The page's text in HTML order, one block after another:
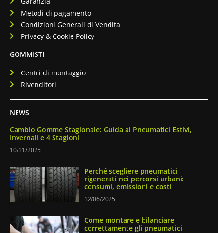
Metodi di pagamento
Condizioni Generali di Vendita
Privacy & Cookie Policy
GOMMISTI
Centri di montaggio
Rivenditori
NEWS
Cambio Gomme Stagionale: Guida ai Pneumatici Estivi,
Invernali e 4 Stagioni
10/11/2025
Perché scegliere pneumatici
rigenerati nei percorsi urbani:
consumi, emissioni e costi
12/06/2025
Come montare e bilanciare
correttamente gli pneumatici